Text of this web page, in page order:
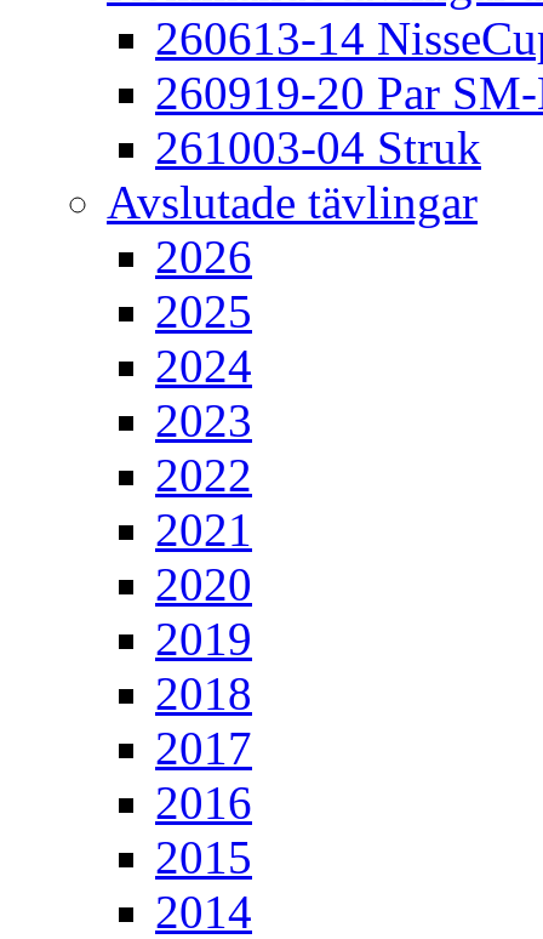
260613-14
260919-20 Par
261003-04 Struk
Avslutade tävlingar
2026
2025
2024
2023
2022
2021
2020
2019
2018
2017
2016
2015
2014